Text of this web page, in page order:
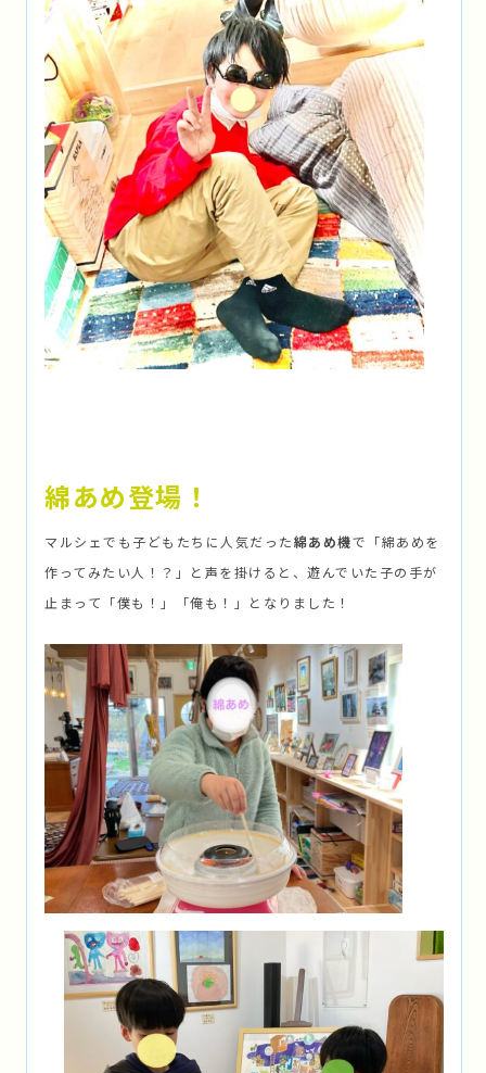
綿あめ登場！
マルシェでも子どもたちに人気だった綿あめ機で「綿あめを
作ってみたい人！？」と声を掛けると、遊んでいた子の手が
止まって「僕も！」「俺も！」となりました！